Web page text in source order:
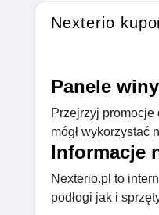
Nexterio
Panele
Przejrzyj
mógł wykorzystać
Informacje
Nexterio.pl to
podłogi jak i